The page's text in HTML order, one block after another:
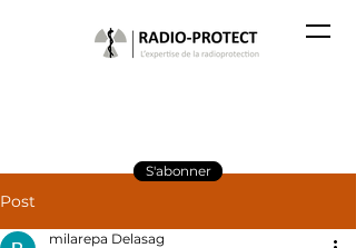
S'abonner
Post
milarepa Delasag